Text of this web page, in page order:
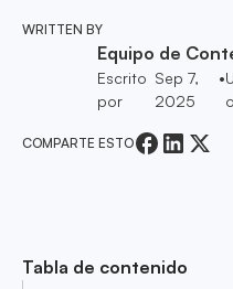
WRITTEN BY
Equipo de
Escrito
por
Sep 7,
2025
•
COMPARTE ESTO
Tabla de contenido